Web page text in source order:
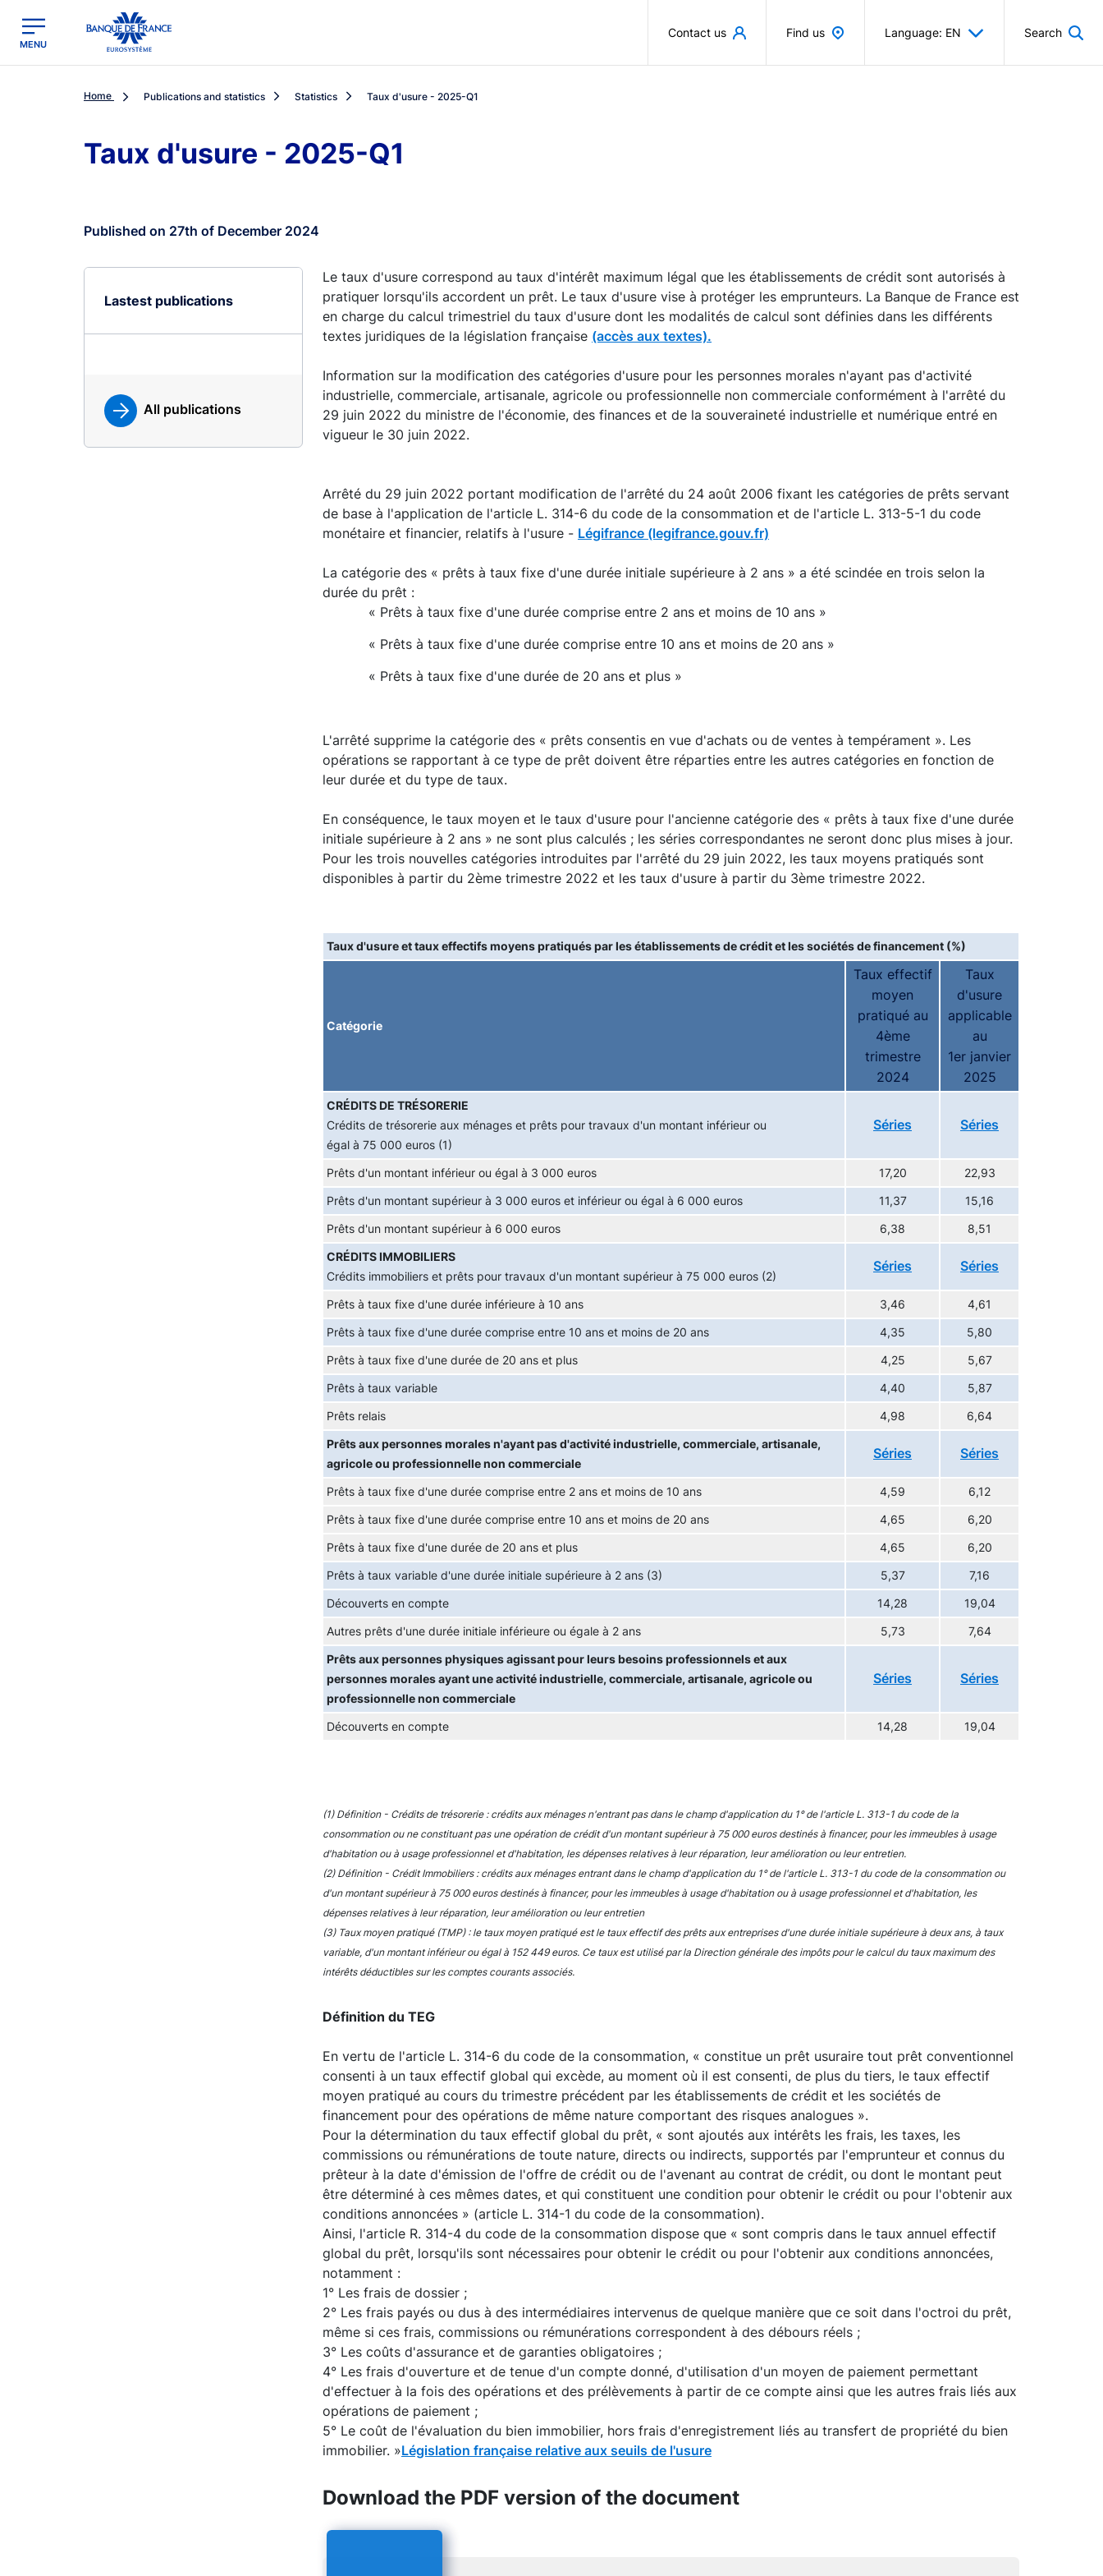
Banque de France - Menu Principal
MENU
Contact us Find us Language: EN Search
Home Publications and statistics Statistics Taux d'usure - 2025-Q1
Taux d'usure - 2025-Q1
Published on 27th of December 2024
Lastest publications
All publications
Le taux d'usure correspond au taux d'intérêt maximum légal que les établissements de crédit sont autorisés à
pratiquer lorsqu'ils accordent un prêt. Le taux d'usure vise à protéger les emprunteurs. La Banque de France est
en charge du calcul trimestriel du taux d'usure dont les modalités de calcul sont définies dans les différents
textes juridiques de la législation française (accès aux textes).
Information sur la modification des catégories d'usure pour les personnes morales n'ayant pas d'activité
industrielle, commerciale, artisanale, agricole ou professionnelle non commerciale conformément à l'arrêté du
29 juin 2022 du ministre de l'économie, des finances et de la souveraineté industrielle et numérique entré en
vigueur le 30 juin 2022.
Arrêté du 29 juin 2022 portant modification de l'arrêté du 24 août 2006 fixant les catégories de prêts servant
de base à l'application de l'article L. 314-6 du code de la consommation et de l'article L. 313-5-1 du code
monétaire et financier, relatifs à l'usure - Légifrance (legifrance.gouv.fr)
La catégorie des « prêts à taux fixe d'une durée initiale supérieure à 2 ans » a été scindée en trois selon la
durée du prêt :
« Prêts à taux fixe d'une durée comprise entre 2 ans et moins de 10 ans »
« Prêts à taux fixe d'une durée comprise entre 10 ans et moins de 20 ans »
« Prêts à taux fixe d'une durée de 20 ans et plus »
L'arrêté supprime la catégorie des « prêts consentis en vue d'achats ou de ventes à tempérament ». Les
opérations se rapportant à ce type de prêt doivent être réparties entre les autres catégories en fonction de
leur durée et du type de taux.
En conséquence, le taux moyen et le taux d'usure pour l'ancienne catégorie des « prêts à taux fixe d'une durée
initiale supérieure à 2 ans » ne sont plus calculés ; les séries correspondantes ne seront donc plus mises à jour.
Pour les trois nouvelles catégories introduites par l'arrêté du 29 juin 2022, les taux moyens pratiqués sont
disponibles à partir du 2ème trimestre 2022 et les taux d'usure à partir du 3ème trimestre 2022.
Taux d'usure et taux effectifs moyens pratiqués par les établissements de crédit et les sociétés de financement (%)
Catégorie
Taux effectif
moyen
pratiqué au
4ème
trimestre
2024
Taux
d'usure
applicable
au
1er janvier
2025
CRÉDITS DE TRÉSORERIE
Crédits de trésorerie aux ménages et prêts pour travaux d'un montant inférieur ou
égal à 75 000 euros (1)
Séries Séries
Prêts d'un montant inférieur ou égal à 3 000 euros 17,20 22,93
Prêts d'un montant supérieur à 3 000 euros et inférieur ou égal à 6 000 euros 11,37 15,16
Prêts d'un montant supérieur à 6 000 euros 6,38 8,51
CRÉDITS IMMOBILIERS
Crédits immobiliers et prêts pour travaux d'un montant supérieur à 75 000 euros (2)
Séries Séries
Prêts à taux fixe d'une durée inférieure à 10 ans 3,46 4,61
Prêts à taux fixe d'une durée comprise entre 10 ans et moins de 20 ans 4,35 5,80
Prêts à taux fixe d'une durée de 20 ans et plus 4,25 5,67
Prêts à taux variable 4,40 5,87
Prêts relais 4,98 6,64
Prêts aux personnes morales n'ayant pas d'activité industrielle, commerciale, artisanale,
agricole ou professionnelle non commerciale
Séries Séries
Prêts à taux fixe d'une durée comprise entre 2 ans et moins de 10 ans 4,59 6,12
Prêts à taux fixe d'une durée comprise entre 10 ans et moins de 20 ans 4,65 6,20
Prêts à taux fixe d'une durée de 20 ans et plus 4,65 6,20
Prêts à taux variable d'une durée initiale supérieure à 2 ans (3) 5,37 7,16
Découverts en compte 14,28 19,04
Autres prêts d'une durée initiale inférieure ou égale à 2 ans 5,73 7,64
Prêts aux personnes physiques agissant pour leurs besoins professionnels et aux
personnes morales ayant une activité industrielle, commerciale, artisanale, agricole ou
professionnelle non commerciale
Séries Séries
Découverts en compte 14,28 19,04
(1) Définition - Crédits de trésorerie : crédits aux ménages n'entrant pas dans le champ d'application du 1° de l'article L. 313-1 du code de la
consommation ou ne constituant pas une opération de crédit d'un montant supérieur à 75 000 euros destinés à financer, pour les immeubles à usage
d'habitation ou à usage professionnel et d'habitation, les dépenses relatives à leur réparation, leur amélioration ou leur entretien.
(2) Définition - Crédit Immobiliers : crédits aux ménages entrant dans le champ d'application du 1° de l'article L. 313-1 du code de la consommation ou
d'un montant supérieur à 75 000 euros destinés à financer, pour les immeubles à usage d'habitation ou à usage professionnel et d'habitation, les
dépenses relatives à leur réparation, leur amélioration ou leur entretien
(3) Taux moyen pratiqué (TMP) : le taux moyen pratiqué est le taux effectif des prêts aux entreprises d'une durée initiale supérieure à deux ans, à taux
variable, d'un montant inférieur ou égal à 152 449 euros. Ce taux est utilisé par la Direction générale des impôts pour le calcul du taux maximum des
intérêts déductibles sur les comptes courants associés.
Définition du TEG
En vertu de l'article L. 314-6 du code de la consommation, « constitue un prêt usuraire tout prêt conventionnel
consenti à un taux effectif global qui excède, au moment où il est consenti, de plus du tiers, le taux effectif
moyen pratiqué au cours du trimestre précédent par les établissements de crédit et les sociétés de
financement pour des opérations de même nature comportant des risques analogues ».
Pour la détermination du taux effectif global du prêt, « sont ajoutés aux intérêts les frais, les taxes, les
commissions ou rémunérations de toute nature, directs ou indirects, supportés par l'emprunteur et connus du
prêteur à la date d'émission de l'offre de crédit ou de l'avenant au contrat de crédit, ou dont le montant peut
être déterminé à ces mêmes dates, et qui constituent une condition pour obtenir le crédit ou pour l'obtenir aux
conditions annoncées » (article L. 314-1 du code de la consommation).
Ainsi, l'article R. 314-4 du code de la consommation dispose que « sont compris dans le taux annuel effectif
global du prêt, lorsqu'ils sont nécessaires pour obtenir le crédit ou pour l'obtenir aux conditions annoncées,
notamment :
1° Les frais de dossier ;
2° Les frais payés ou dus à des intermédiaires intervenus de quelque manière que ce soit dans l'octroi du prêt,
même si ces frais, commissions ou rémunérations correspondent à des débours réels ;
3° Les coûts d'assurance et de garanties obligatoires ;
4° Les frais d'ouverture et de tenue d'un compte donné, d'utilisation d'un moyen de paiement permettant
d'effectuer à la fois des opérations et des prélèvements à partir de ce compte ainsi que les autres frais liés aux
opérations de paiement ;
5° Le coût de l'évaluation du bien immobilier, hors frais d'enregistrement liés au transfert de propriété du bien
immobilier. »Législation française relative aux seuils de l'usure
Download the PDF version of the document